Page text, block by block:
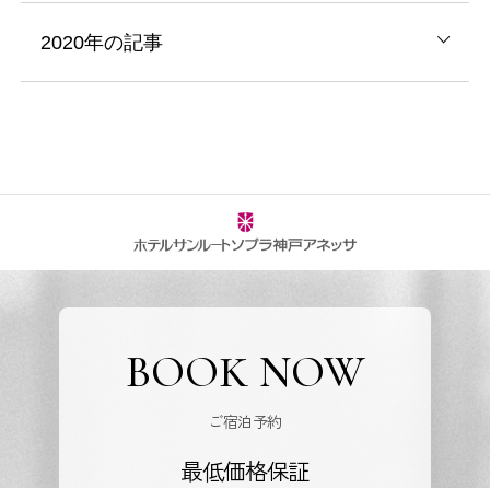
2020年の記事
BOOK NOW
ご宿泊予約
最低価格保証